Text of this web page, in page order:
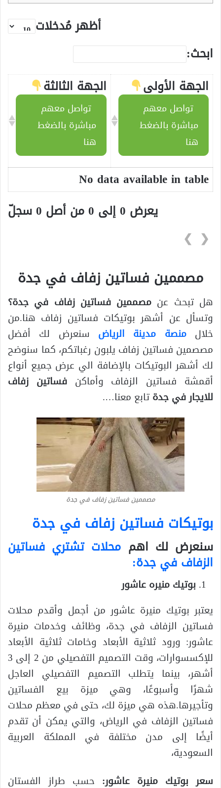
أظهر مُدخلات
ابحث:
الجهة الأولى
تواصل معهم
مباشرة بالضغط
هنا
الجهة الثالثة
تواصل معهم
مباشرة بالضغط
هنا
No data available in table
يعرض 0 إلى 0 من أصل 0 سجلّ
❮
❯
مصممين فساتين زفاف في جدة
هل تبحث عن مصممين فساتين زفاف في جدة؟
وتسأل عن أشهر بوتيكات فساتين زفاف هنا.من
خلال منصة مدينة الرياض سنعرض لك أفضل
مصصمين فساتين زفاف يلبون رغباتكم، كما سنوضح
لك أشهر البوتيكات بالإضافة الي عرض جميع أنواع
أقمشة فساتين الزفاف وأماكنفساتين زفاف
للايجار في جدةتابع معنا….
مصممين فساتين زفاف في جدة
بوتيكات فساتين زفاف في جدة
سنعرض لك اهم محلات تشتري فساتين
الزفاف في جدة:
بوتيك منيره عاشور
يعتبر بوتيك منيرة عاشور من أجمل وأقدم محلات
فساتين الزفاف في جدة، وظائف وخدمات منيرة
عاشور: ورود ثلاثية الأبعاد وخامات ثلاثية الأبعاد
للإكسسوارات، وقت التصميم التفصيلي من 2 إلى 3
أشهر، بينما يتطلب التصميم التفصيلي العاجل
شهرًا وأسبوعًا، وهي ميزة بيع الفساتين
وتأجيرها.هذه هي ميزة لك، حتى في معظم محلات
فساتين الزفاف في الرياض، والتي يمكن أن تقدم
أيضًا إلى مدن مختلفة في المملكة العربية
السعودية،
سعر بوتيك منيرة عاشور: حسب طراز الفستان